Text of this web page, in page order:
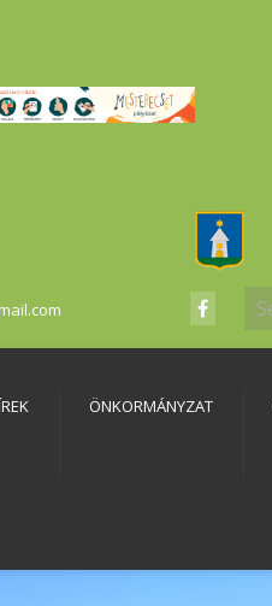
ÖNKORMÁNYZAT